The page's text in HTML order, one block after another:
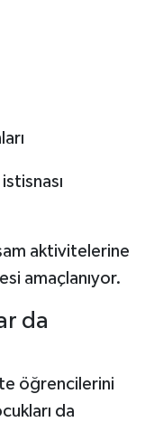
aktivitelerine
amaçlanıyor.
da
öğrencilerini
da